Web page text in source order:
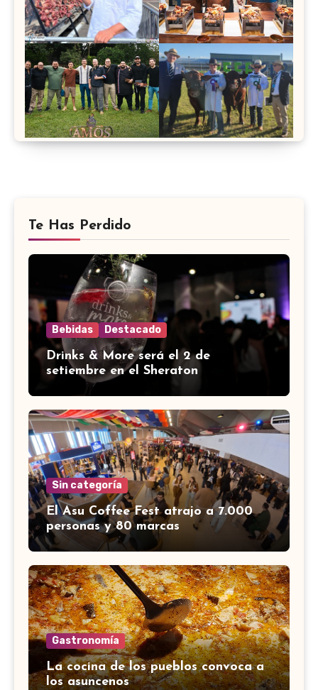
Te Has Perdido
Bebidas Destacado
Drinks & More será el 2 de
setiembre en el Sheraton
Sin categoría
El Asu Coffee Fest atrajo a 7.000
personas y 80 marcas
Gastronomía
La cocina de los pueblos convoca a
los asuncenos